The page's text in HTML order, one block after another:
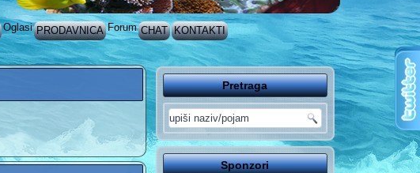
Oglasi PRODAVNICA Forum CHAT KONTAKTI
Pretraga
Sponzori